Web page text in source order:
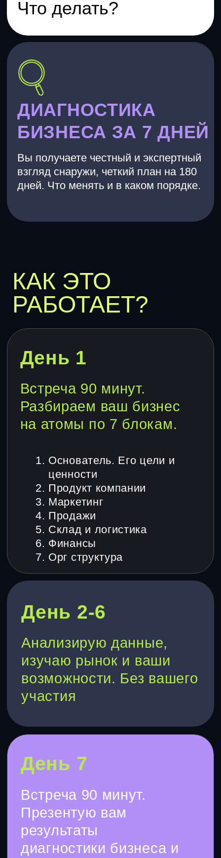
Анализирую данные,
изучаю рынок и ваши
возможности. Без вашего
участия
Встреча 90 минут.
Презентую вам
диагностики бизнеса и
документы с картой
рисков и роста вашей
компании.
День 7
ЧТО ВЫ
ПОЛУЧИТЕ НА
ВЫХОДЕ?
СТОИМОСТЬ
ДИАГНОСТИКИ
Дорожную карту на 6 месяцев, что
делать, в каком порядке и с каким
5-7 точек роста – приоритеты по
эффективности и скорости внедрения
проигрываете
3-5 главных рисков – то, что может
подкосить или убить ваш бизнес
50.000 РУБЛЕЙ
100% предоплата
Оставить заявку
Аудит компании
Исследования
Консультация
Упаковка
Консультация
Диагностика
Консультация
Разработка ERP
Остались вопросы
или нужна помощь в
выборе?